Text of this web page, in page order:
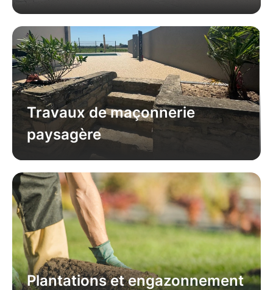
Travaux de maçonnerie
paysagère
Plantations et engazonnement